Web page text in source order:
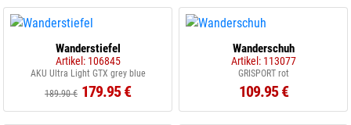
Wanderstiefel
Artikel: 106845
AKU Ultra Light GTX grey blue
189.90 € 179.95 €
Wanderschuh
Artikel: 113077
GRISPORT rot
109.95 €